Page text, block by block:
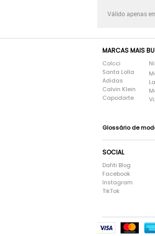
Válido apenas
MARCAS MAIS
Colcci
Santa Lolla
Adidas
Calvin Klein
Capodarte
Glossário de
SOCIAL
Dafiti Blog
Facebook
Instagram
TikTok